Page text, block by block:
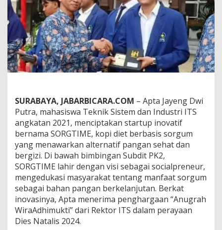
a
t
K
o
p
i
D
i
d
a
r
i
S
o
r
g
u
m
,
M
a
h
a
SURABAYA, JABARBICARA.COM – Apta Jayeng Dwi
Putra, mahasiswa Teknik Sistem dan Industri ITS
angkatan 2021, menciptakan startup inovatif
bernama SORGTIME, kopi diet berbasis sorgum
yang menawarkan alternatif pangan sehat dan
bergizi. Di bawah bimbingan Subdit PK2,
SORGTIME lahir dengan visi sebagai socialpreneur,
mengedukasi masyarakat tentang manfaat sorgum
sebagai bahan pangan berkelanjutan. Berkat
inovasinya, Apta menerima penghargaan “Anugrah
WiraAdhimukti” dari Rektor ITS dalam perayaan
Dies Natalis 2024.